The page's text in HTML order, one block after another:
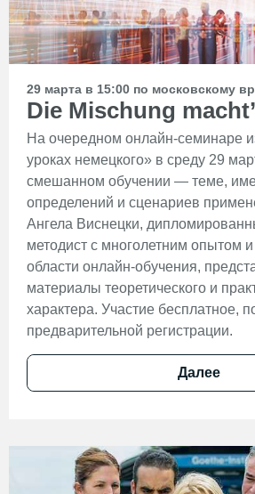
29 марта в 15:00 по московскому
Die Mischung
На очередном онлайн-семинаре
уроках немецкого» в среду 29
смешанном обучении — теме,
определений и сценариев
Ангела Виснецки,
методист с многолетним опытом и
области онлайн-обучения,
материалы теоретического и
характера. Участие бесплатное,
предварительной регистрации.
Далее